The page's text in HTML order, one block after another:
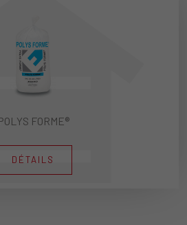
FORME®
DÉTAILS